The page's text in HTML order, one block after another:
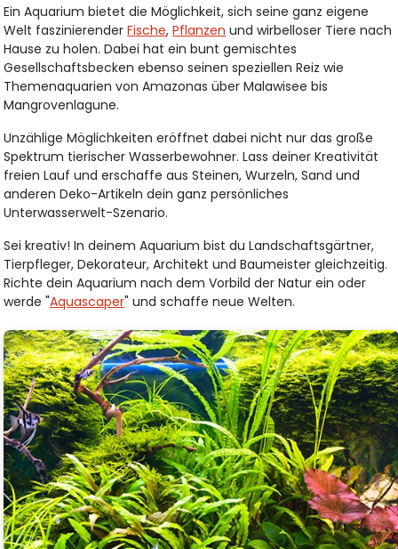
Ein Aquarium bietet die Möglichkeit, sich seine ganz eigene
Welt faszinierenderFische,Pflanzen und wirbelloser Tiere nach
Hause zu holen. Dabei hat ein bunt gemischtes
Gesellschaftsbecken ebenso seinen speziellen Reiz wie
Themenaquarien von Amazonas über Malawisee bis
Mangrovenlagune.
Unzählige Möglichkeiten eröffnet dabei nicht nur das große
Spektrum tierischer Wasserbewohner. Lass deiner Kreativität
freien Lauf und erschaffe aus Steinen, Wurzeln, Sand und
anderen Deko-Artikeln dein ganz persönliches
Unterwasserwelt-Szenario.
Sei kreativ! In deinem Aquarium bist du Landschaftsgärtner,
Tierpfleger, Dekorateur, Architekt und Baumeister gleichzeitig.
Richte dein Aquarium nach dem Vorbild der Natur ein oder
werde "Aquascaper" und schaffe neue Welten.